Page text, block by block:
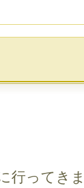
行ってき